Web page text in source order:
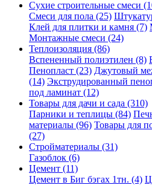
Сухие строительные смеси
Смеси для пола (25)
Клей для плитки и камня (7)
Монтажные смеси (24)
Теплоизоляция (86)
Вспененный полиэтилен (8)
Пенопласт (23) Джутовый
(14) Экструдированный
под ламинат (12)
Товары для дачи и сада (310)
Парники и теплицы (84)
материалы (96) Товары для
(27)
Стройматериалы (31)
Газоблок (6)
Цемент (11)
Цемент в Биг бэгах 1тн. (4)